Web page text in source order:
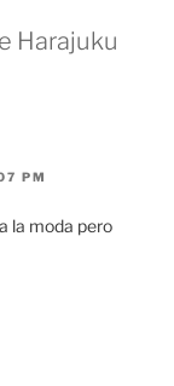
Harajuku
PM
la moda pero